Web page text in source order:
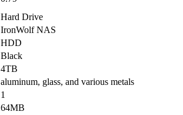
Hard Drive
IronWolf NAS
HDD
Black
4TB
aluminum, glass, and various metals
1
64MB